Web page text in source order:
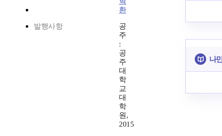
환
발행사항
공
주
:
공
주
대
학
교
대
학
원,
2015
나